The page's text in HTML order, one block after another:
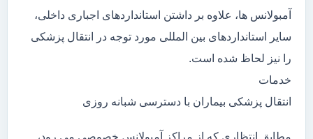
آمبولانس ها، علاوه بر داشتن استانداردهای اجباری داخلی،
سایر استانداردهای بین المللی مورد توجه در انتقال پزشکی
را نیز لحاظ شده است.
خدمات
انتقال پزشکی بیماران با دسترسی شبانه روزی